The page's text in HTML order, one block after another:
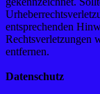
entsprechenden
Rechtsverletzungen
entfernen.
Datenschutz